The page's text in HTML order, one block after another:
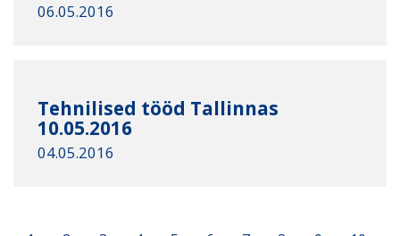
06.05.2016
Tehnilised tööd Tallinnas
10.05.2016
04.05.2016